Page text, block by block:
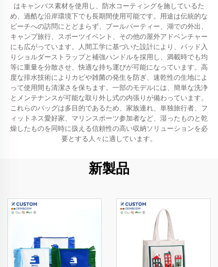
はキャンバス素材を使用し、防水コーティングを施しているた
め、過酷な沿岸環境下でも長期間使用可能です。用途は伝統的な
ビーチへの訪問にとどまらず、プールパーティー、湖での外出、
キャンプ旅行、スポーツイベント、その他の屋外アドベンチャー
にも広がっています。人間工学に基づいた設計により、パッド入
りショルダーストラップと補強ハンドルを採用し、満載時でも均
等に重量を分散させ、快適な持ち運びが可能になっています。高
度な排水技術によりカビや雑菌の発生を防ぎ、速乾性の生地によ
って使用間も清潔さを保ちます。一部のモデルには、簡単な洗浄
とメンテナンスが可能な取り外し式の内張りが備わっています。
これらのバッグは多目的であるため、家族連れ、単独旅行者、フ
ィットネス愛好家、マリンスポーツ参加者など、湿ったものと乾
燥したものを同時に扱える信頼性の高い収納ソリューションを必
要とする人々に適しています。
新製品